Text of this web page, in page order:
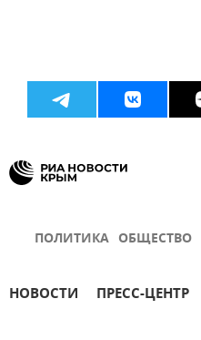
ПОЛИТИКА ОБЩЕСТВО
НОВОСТИ ПРЕСС-ЦЕНТР